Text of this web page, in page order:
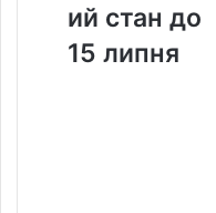
липня
ий стан до
15 липня